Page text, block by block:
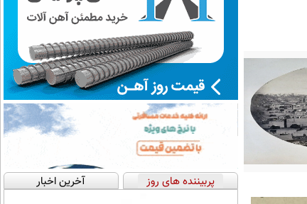
پربیننده های روز آخرین اخبار